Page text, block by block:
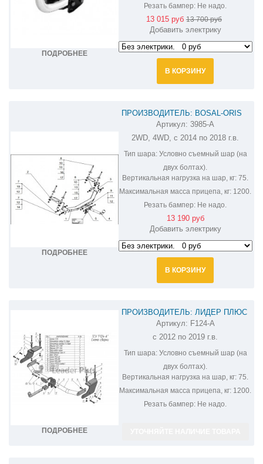
ПОДРОБНЕЕ
Резать бампер: Не надо.
13 015 руб 13 700 руб
Добавить электрику
В КОРЗИНУ
ПОДРОБНЕЕ
ПРОИЗВОДИТЕЛЬ: BOSAL-ORIS
ФАРКОП НА FORD ECOSPORT 3985-A
Артикул: 3985-A
2WD, 4WD, с 2014 по 2018 г.в.
Тип шара:Условно съемный шар (на
двух болтах).
Вертикальная нагрузка на шар, кг: 75.
Максимальная масса прицепа, кг: 1200.
Резать бампер: Не надо.
13 190 руб
Добавить электрику
В КОРЗИНУ
ПОДРОБНЕЕ
ПРОИЗВОДИТЕЛЬ: ЛИДЕР ПЛЮС
ФАРКОП НА FORD ECOSPORT F124-A
Артикул: F124-A
с 2012 по 2019 г.в.
Тип шара:Условно съемный шар (на
двух болтах).
Вертикальная нагрузка на шар, кг: 75.
Максимальная масса прицепа, кг: 1200.
Резать бампер: Не надо.